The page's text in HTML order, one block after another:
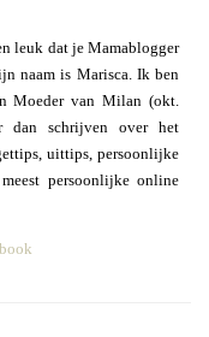
leuk dat je Mamablogger
naam is Marisca. Ik ben
Moeder van Milan (okt.
dan schrijven over het
uittips, persoonlijke
persoonlijke online